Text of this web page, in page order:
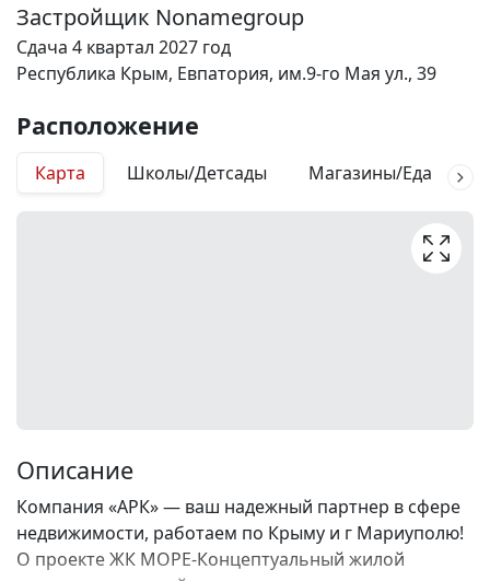
Застройщик Nonamegroup
Сдача 4 квартал 2027 год
Республика Крым, Евпатория, им.9-го Мая ул., 39
Расположение
Карта Школы/Детсады Магазины/Еда
Описание
Компания «АРК» — ваш надежный партнер в сфере
недвижимости, работаем по Крыму и г Мариуполю!
О проекте ЖК МОРЕ-Концептуальный жилой